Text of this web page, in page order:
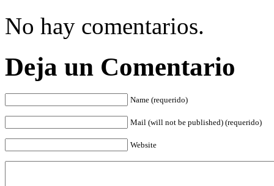
No hay comentarios.
Deja un Comentario
Name (requerido)
Mail (will not be published) (requerido)
Website